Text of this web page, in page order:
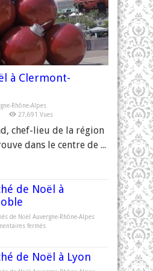
à Clermont-
Rhône-Alpes
27,691 Vues
chef-lieu de la région
dans le centre de ...
de Noël à
de Noël Auvergne-Rhône-Alpes
fermés
à
Grenoble
de Noël à Lyon